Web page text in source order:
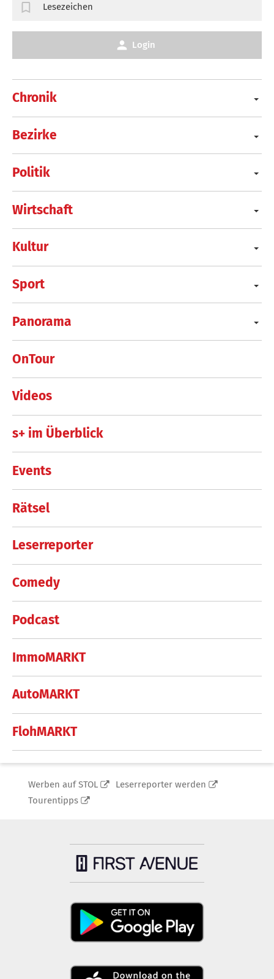
Chronik
Bezirke
Politik
Wirtschaft
Kultur
Sport
Panorama
OnTour
Videos
s+ im Überblick
Events
Rätsel
Leserreporter
Comedy
Podcast
ImmoMARKT
AutoMARKT
FlohMARKT
Lesezeichen
Login
Werben auf STOL
Leserreporter werden
Tourentipps